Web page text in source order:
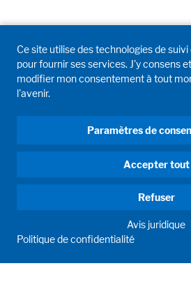
Ce site utilise des technologies de
pour fournir ses services. J'y consens
modifier mon consentement à tout
l'avenir.
Paramètres de
Accepter tout
Refuser
Avis juridique
Politique de confidentialité